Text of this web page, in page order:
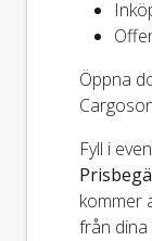
Öppna
Fyll i
kommer
från dina